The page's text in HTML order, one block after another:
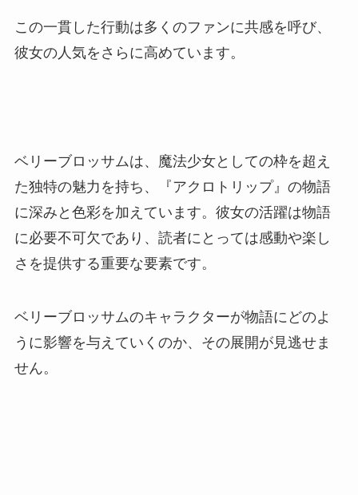
この一貫した行動は多くのファンに共感を呼び、
彼女の人気をさらに高めています。
ベリーブロッサムは、魔法少女としての枠を超え
た独特の魅力を持ち、『アクロトリップ』の物語
に深みと色彩を加えています。彼女の活躍は物語
に必要不可欠であり、読者にとっては感動や楽し
さを提供する重要な要素です。
ベリーブロッサムのキャラクターが物語にどのよ
うに影響を与えていくのか、その展開が見逃せま
せん。